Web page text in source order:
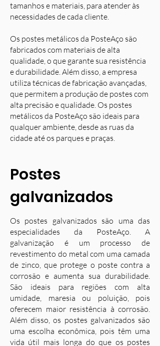
tamanhos e materiais, para atender às
necessidades de cada cliente.
Os postes metálicos da PosteAço são
fabricados com materiais de alta
qualidade, o que garante sua resistência
e durabilidade. Além disso, a empresa
utiliza técnicas de fabricação avançadas,
que permitem a produção de postes com
alta precisão e qualidade. Os postes
metálicos da PosteAço são ideais para
qualquer ambiente, desde as ruas da
cidade até os parques e praças.
Postes
galvanizados
Os postes galvanizados são uma das
especialidades da PosteAço. A
galvanização é um processo de
revestimento do metal com uma camada
de zinco, que protege o poste contra a
corrosão e aumenta sua durabilidade.
São ideais para regiões com alta
umidade, maresia ou poluição, pois
oferecem maior resistência à corrosão.
Além disso, os postes galvanizados são
uma escolha econômica, pois têm uma
vida útil mais longa do que os postes